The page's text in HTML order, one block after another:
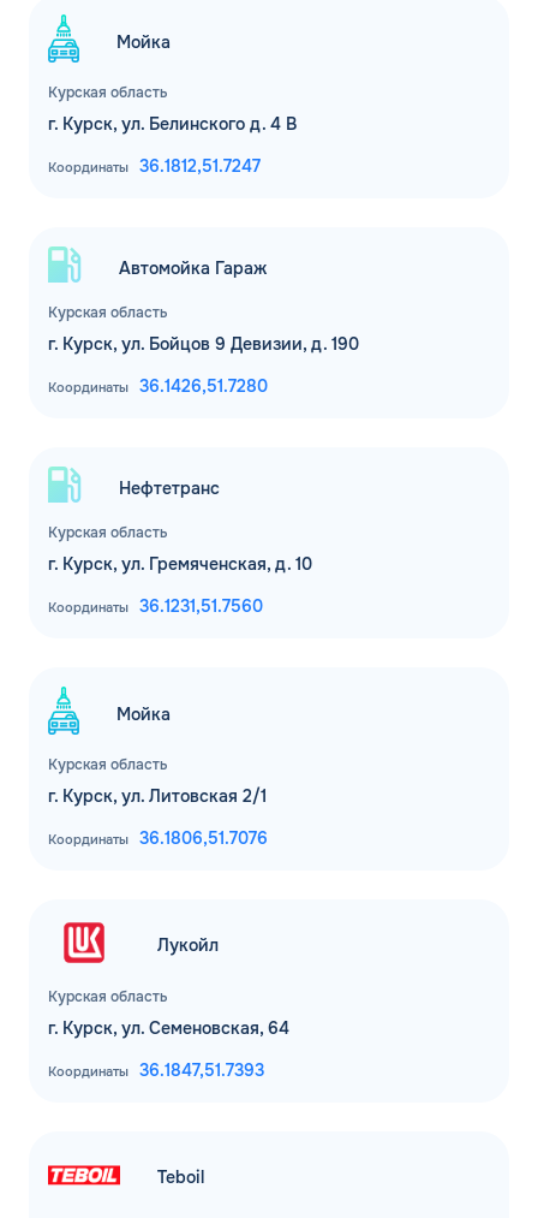
Курская область
Мойка
г. Курск, ул. Белинского д. 4 В
Координаты 36.1812,51.7247
Курская область
Автомойка Гараж
г. Курск, ул. Бойцов 9 Девизии, д. 190
Координаты 36.1426,51.7280
Курская область
Нефтетранс
г. Курск, ул. Гремяченская, д. 10
Координаты 36.1231,51.7560
Курская область
Мойка
г. Курск, ул. Литовская 2/1
Координаты 36.1806,51.7076
Курская область
Лукойл
г. Курск, ул. Семеновская, 64
Координаты 36.1847,51.7393
Teboil